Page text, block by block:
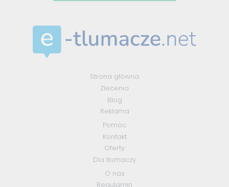
Strona główna
Zlecenia
Blog
Reklama
Pomoc
Kontakt
Oferty
Dla tłumaczy
O nas
Regulamin